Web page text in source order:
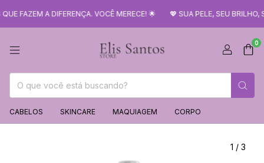
FAZEM A DIFERENÇA. VOCÊ MERECE! 🌟 💖 SUA PELE, SEU BRILHO,
0
CABELOS SKINCARE MAQUIAGEM CORPO
1 / 3